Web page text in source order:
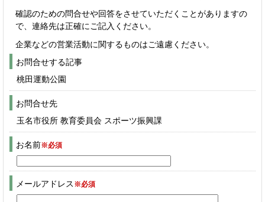
確認のための問合せや回答をさせていただくことがありますの
で、連絡先は正確にご記入ください。
企業などの営業活動に関するものはご遠慮ください。
お問合せする記事
桃田運動公園
お問合せ先
玉名市役所 教育委員会 スポーツ振興課
お名前※必須
メールアドレス ※必須